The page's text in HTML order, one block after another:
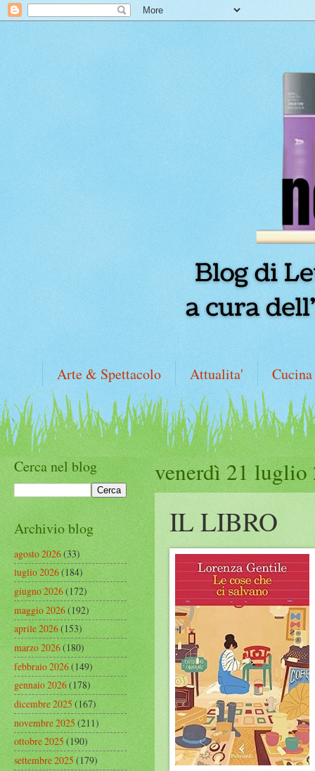
Arte & Spettacolo Attualita' Cucina
venerdì 21 luglio
IL LIBRO
Cerca nel blog
Archivio blog
agosto 2026(33)
luglio 2026(184)
giugno 2026(172)
maggio 2026(192)
aprile 2026(153)
marzo 2026(180)
febbraio 2026(149)
gennaio 2026(178)
dicembre 2025(167)
novembre 2025(211)
ottobre 2025(190)
settembre 2025(179)